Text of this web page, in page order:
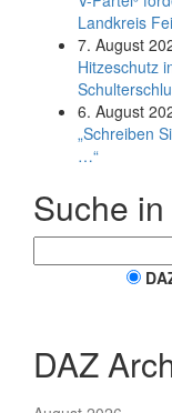
Land­kreis
7. August
Hitzeschutz
6. August
„Schreiben
…“
Suche
DAZ